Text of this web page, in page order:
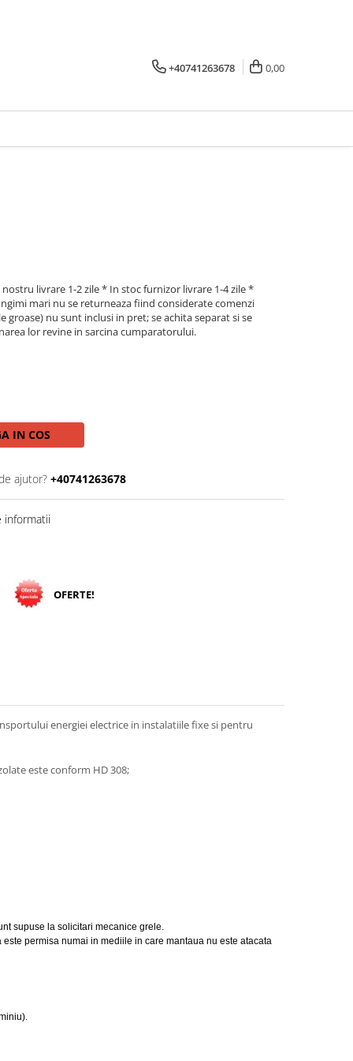
+40741263678 0,00
livrare 1-2 zile * In stoc furnizor livrare 1-4 zile *
mari nu se returneaza fiind considerate comenzi
groase) nu sunt inclusi in pret; se achita separat si se
lor revine in sarcina cumparatorului.
IN COS
ajutor? +40741263678
informatii
OFERTE!
energiei electrice in instalatiile fixe si pentru
este conform HD 308;
supuse la solicitari mecanice grele.
permisa numai in mediile in care mantaua nu este atacata